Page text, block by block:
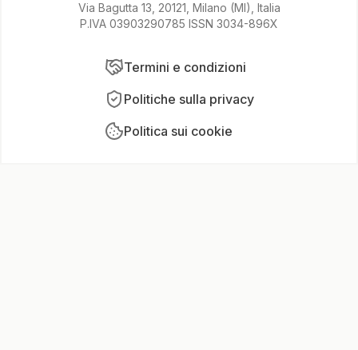
Termini e condizioni
Politiche sulla privacy
Politica sui cookie
Via Bagutta 13, 20121, Milano (MI), Italia
P.IVA 03903290785 ISSN 3034-896X